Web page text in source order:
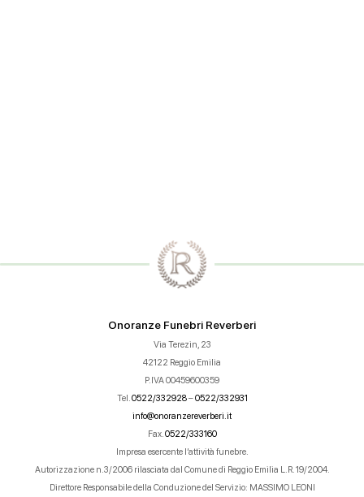
Onoranze Funebri Reverberi
Via Terezin, 23
42122 Reggio Emilia
P.IVA 00459600359
Tel. 0522/332928–0522/332931
info@onoranzereverberi.it
Fax. 0522/333160
Impresa esercente l’attività funebre.
Autorizzazione n.3/2006 rilasciata dal Comune di Reggio Emilia L.R. 19/2004.
Direttore Responsabile della Conduzione del Servizio: MASSIMO LEONI